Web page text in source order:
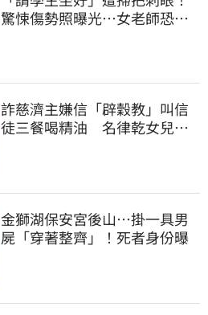
驚悚傷勢照曝光…女老師恐失
詐慈濟主嫌信「辟穀教」叫信
徒三餐喝精油 名律乾女兒卻
金獅湖保安宮後山…掛一具男
屍「穿著整齊」！死者身份曝